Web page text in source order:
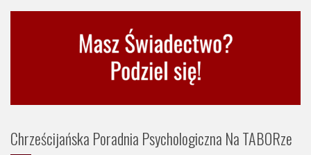
Chrześcijańska Poradnia Psychologiczna Na TABORze